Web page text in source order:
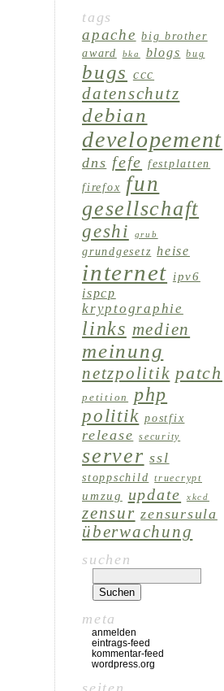
tags
apache big brother
award
bka blogs bug
bugs ccc
datenschutz
debian
developement
dns fefe festplatten
firefox fun
gesellschaft
geshi grub
grundgesetz heise
internet ipv6
ispcp
kryptographie
links medien
meinung
netzpolitik patch
petition php
politik postfix
release security
server ssl
stoppschild truecrypt
umzug update xkcd
zensur zensursula
überwachung
suchen
meta
anmelden
eintrags-feed
kommentar-feed
wordpress.org
seiten